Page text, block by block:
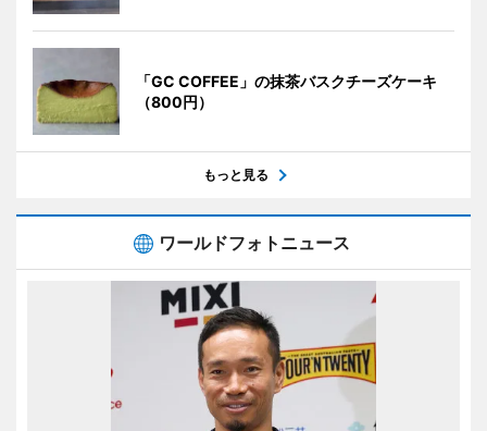
「GC COFFEE」の抹茶バスクチーズケーキ
（800円）
もっと見る
ワールドフォトニュース